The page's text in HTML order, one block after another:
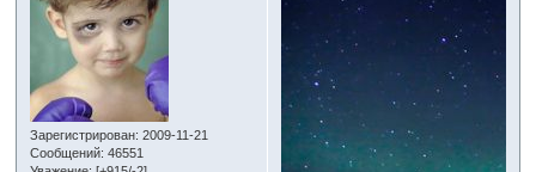
Зарегистрирован: 2009-11-21
Сообщений: 46551